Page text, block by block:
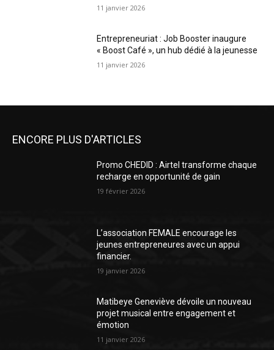
11 janvier 2026
Entrepreneuriat : Job Booster inaugure
« Boost Café », un hub dédié à la jeunesse
11 janvier 2026
ENCORE PLUS D'ARTICLES
Promo CHEDID : Airtel transforme chaque
recharge en opportunité de gain
19 février 2026
L’association FEMALE encourage les
jeunes entrepreneures avec un appui
financier.
19 janvier 2026
Matibeye Geneviève dévoile un nouveau
projet musical entre engagement et
émotion
11 janvier 2026